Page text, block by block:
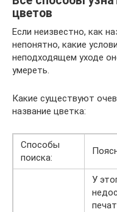
цветов
Если неизвестно, как
непонятно, какие
неподходящем уходе
умереть.
Какие существуют
название цветка:
Способы
поиска:
У